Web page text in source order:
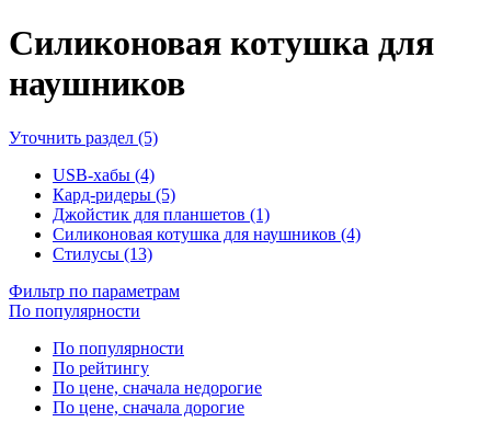
Силиконовая котушка для
наушников
Уточнить раздел (5)
USB-хабы (4)
Кард-ридеры (5)
Джойстик для планшетов (1)
Силиконовая котушка для наушников (4)
Стилусы (13)
Фильтр по параметрам
По популярности
По популярности
По рейтингу
По цене, сначала недорогие
По цене, сначала дорогие